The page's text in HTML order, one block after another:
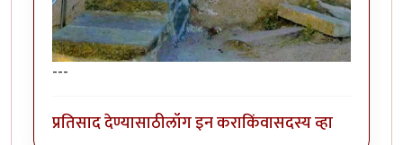
---
प्रतिसाद देण्यासाठीलॉग इन कराकिंवासदस्य व्हा